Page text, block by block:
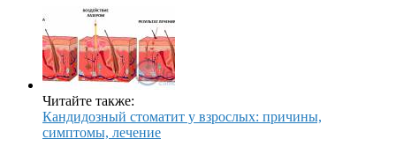
Читайте также:
Кандидозный стоматит у взрослых: причины,
симптомы, лечение